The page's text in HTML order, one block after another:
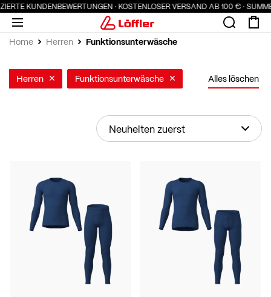
· KOSTENLOSER VERSAND AB 100 € · SUMMER
Home Herren Funktionsunterwäsche
Herren Funktionsunterwäsche Alles löschen